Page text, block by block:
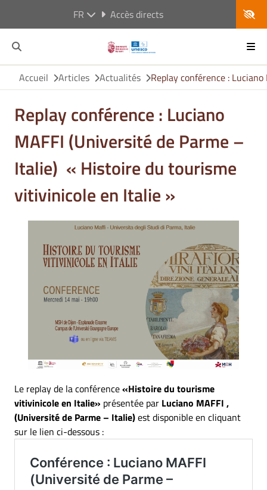
FR Accès directs
Accueil Articles Actualités Replay conférence :
Replay conférence : Luciano
MAFFI (Université de Parme –
Italie) « Histoire du tourisme
vitivinicole en Italie »
Le replay de la conférence«Histoire du tourisme
vitivinicole en Italie» présentée par Luciano MAFFI ,
(Université de Parme – Italie)est disponible en cliquant
sur le lien ci-dessous :